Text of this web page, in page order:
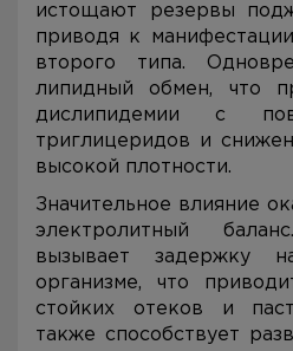
истощают резервы
приводя к
второго типа.
липидный обмен, что
дислипидемии с
триглицеридов и
высокой плотности.
Значительное влияние
электролитный
вызывает задержку
организме, что
стойких отеков и
также способствует